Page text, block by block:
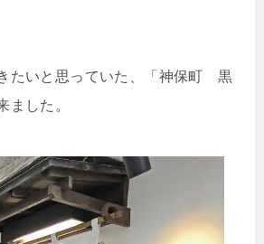
たいと思っていた、「神保町 黒
ました。